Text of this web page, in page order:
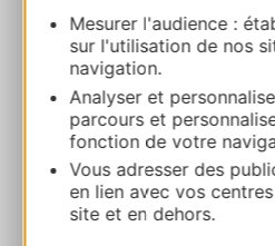
Mesurer l'audience :
sur l'utilisation de nos
navigation.
Analyser et
parcours et
fonction de votre
Vous adresser des
en lien avec vos
site et en dehors.
Nabat le Haut
E-mail